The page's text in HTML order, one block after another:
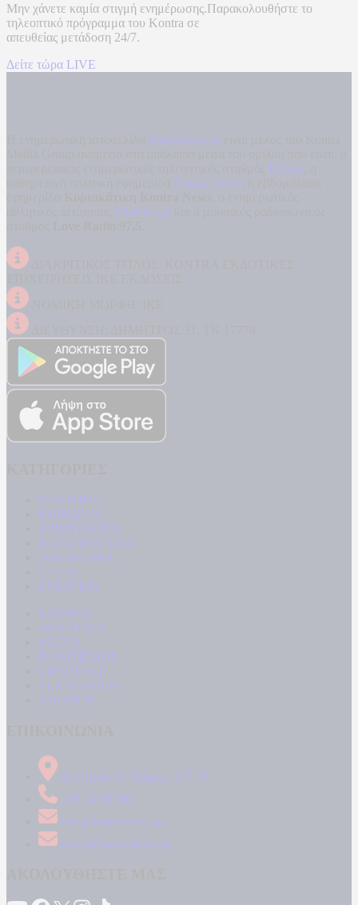
Μην χάνετε καμία στιγμή ενημέρωσης.Παρακολουθήστε το
τηλεοπτικό πρόγραμμα του Kontra σε
απευθείας μετάδοση 24/7.
Δείτε τώρα LIVE
kontranews.gr
Kontra
Kontra News
Filathlos.gr
ΠΟΛΙΤΙΚΗ
ΚΟΙΝΩΝΙΑ
ΜΠΟΥΡΛΟΤΟ
ΠΑΡΑΠΟΛΙΤΙΚΑ
ΟΙΚΟΝΟΜΙΑ
ΥΓΕΙΑ
ΕΝΕΡΓΕΙΑ
ΚΟΣΜΟΣ
ΑΘΛΗΤΙΚΑ
MEDIA
ΠΟΛΙΤΙΣΜΟΣ
LIFESTYLE
ΤΕΧΝΟΛΟΓΙΑ
ΑΠΟΨΕΙΣ
Δήμητρος 31 Ταύρος, 177 78
210 34 89 000
info@kontranews.gr
news@kontranews.gr